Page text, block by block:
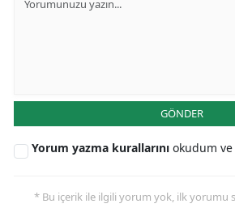
GÖNDER
Yorum yazma kurallarını okudum
* Bu içerik ile ilgili yorum yok, ilk yorumu